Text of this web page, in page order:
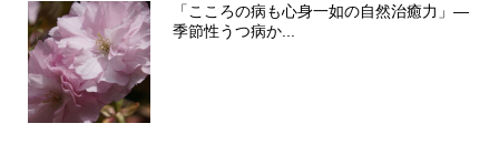
「こころの病も心身一如の自然治癒力」―
季節性うつ病か...